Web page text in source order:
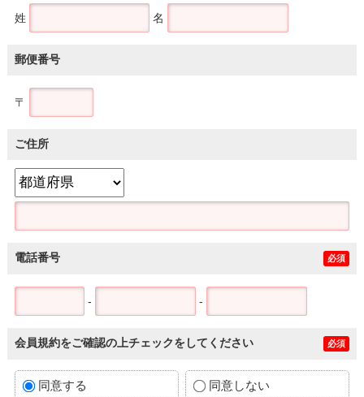
姓 名
郵便番号
〒
ご住所
電話番号 必須
- -
会員規約をご確認の上チェックをしてください 必須
同意する 同意しない